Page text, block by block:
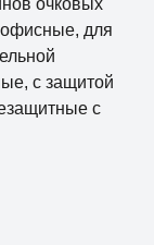
очковых
офисные, для
с защитой
с